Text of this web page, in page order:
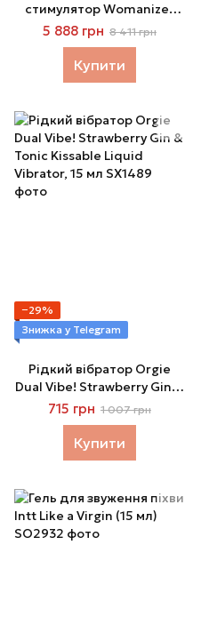
стимулятор Womanizer
Premium 2 - Raspberry,
функції Autopilot та Smart
Silenc
5 888 грн 8 411 грн
Купити
−29%
Знижка у Telegram
Рідкий вібратор Orgie
Dual Vibe! Strawberry Gin &
Tonic Kissable Liquid
Vibrator, 15 мл
715 грн 1 007 грн
Купити